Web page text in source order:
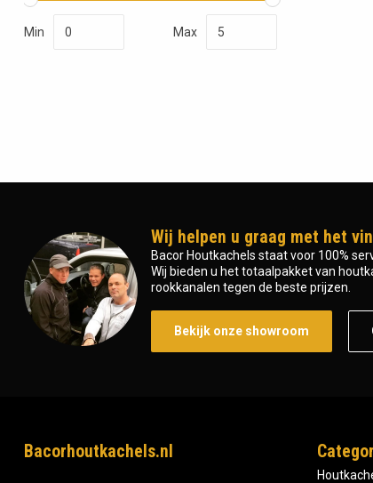
Min Max
Wij helpen u graag met het
Bacor Houtkachels staat voor 100%
Wij bieden u het totaalpakket van
rookkanalen tegen de beste prijzen.
Bekijk onze showroom
Bacorhoutkachels.nl